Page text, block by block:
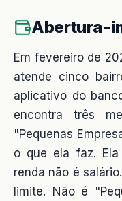
Abertura-
Em fevereiro de
atende cinco
aplicativo do
encontra três
"Pequenas
o que ela faz.
renda não é
limite. Não é